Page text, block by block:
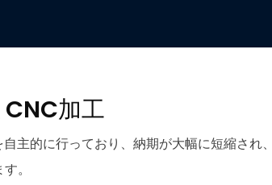
加工
主的に行っており、納期が大幅に短縮され
。